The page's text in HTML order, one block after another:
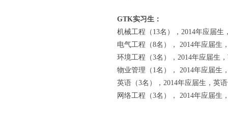
GTK实习生：
机械工程（13名），2014年应届生
电气工程（8名）， 2014年应届生
环境工程（3名），2014年应届生
物业管理（1名）， 2014年应届生
英语（3名），2014年应届生，英
网络工程（3名）， 2014年应届生